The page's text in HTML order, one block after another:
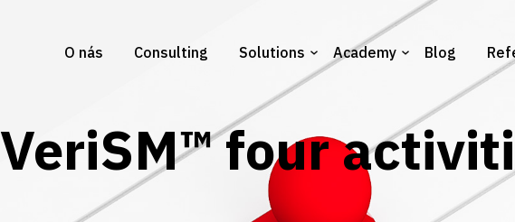
O nás Consulting Solutions Academy Blog
VeriSM™ four